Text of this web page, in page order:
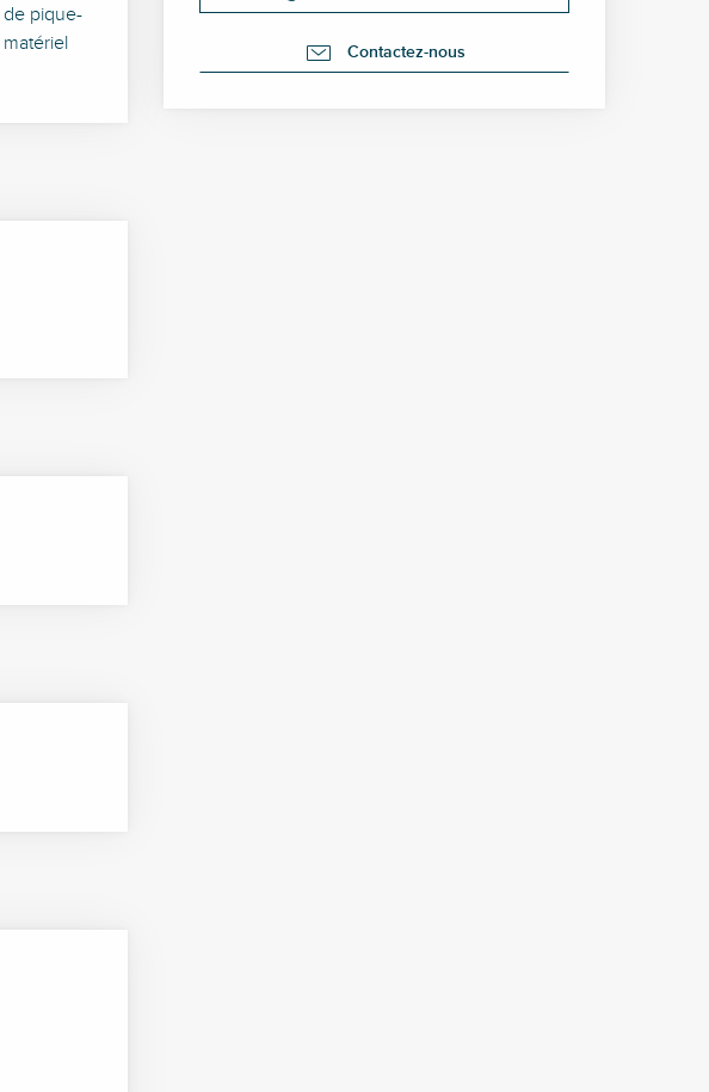
Contactez-nous
de pique-